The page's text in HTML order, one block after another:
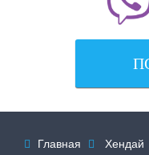
 Главная  Хендай